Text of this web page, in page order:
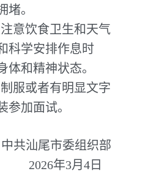
堵。
意饮食卫生和天气
科学安排作息时
体和精神状态。
服或者有明显文字
参加面试。
中共汕尾市委组织部
2026年3月4日